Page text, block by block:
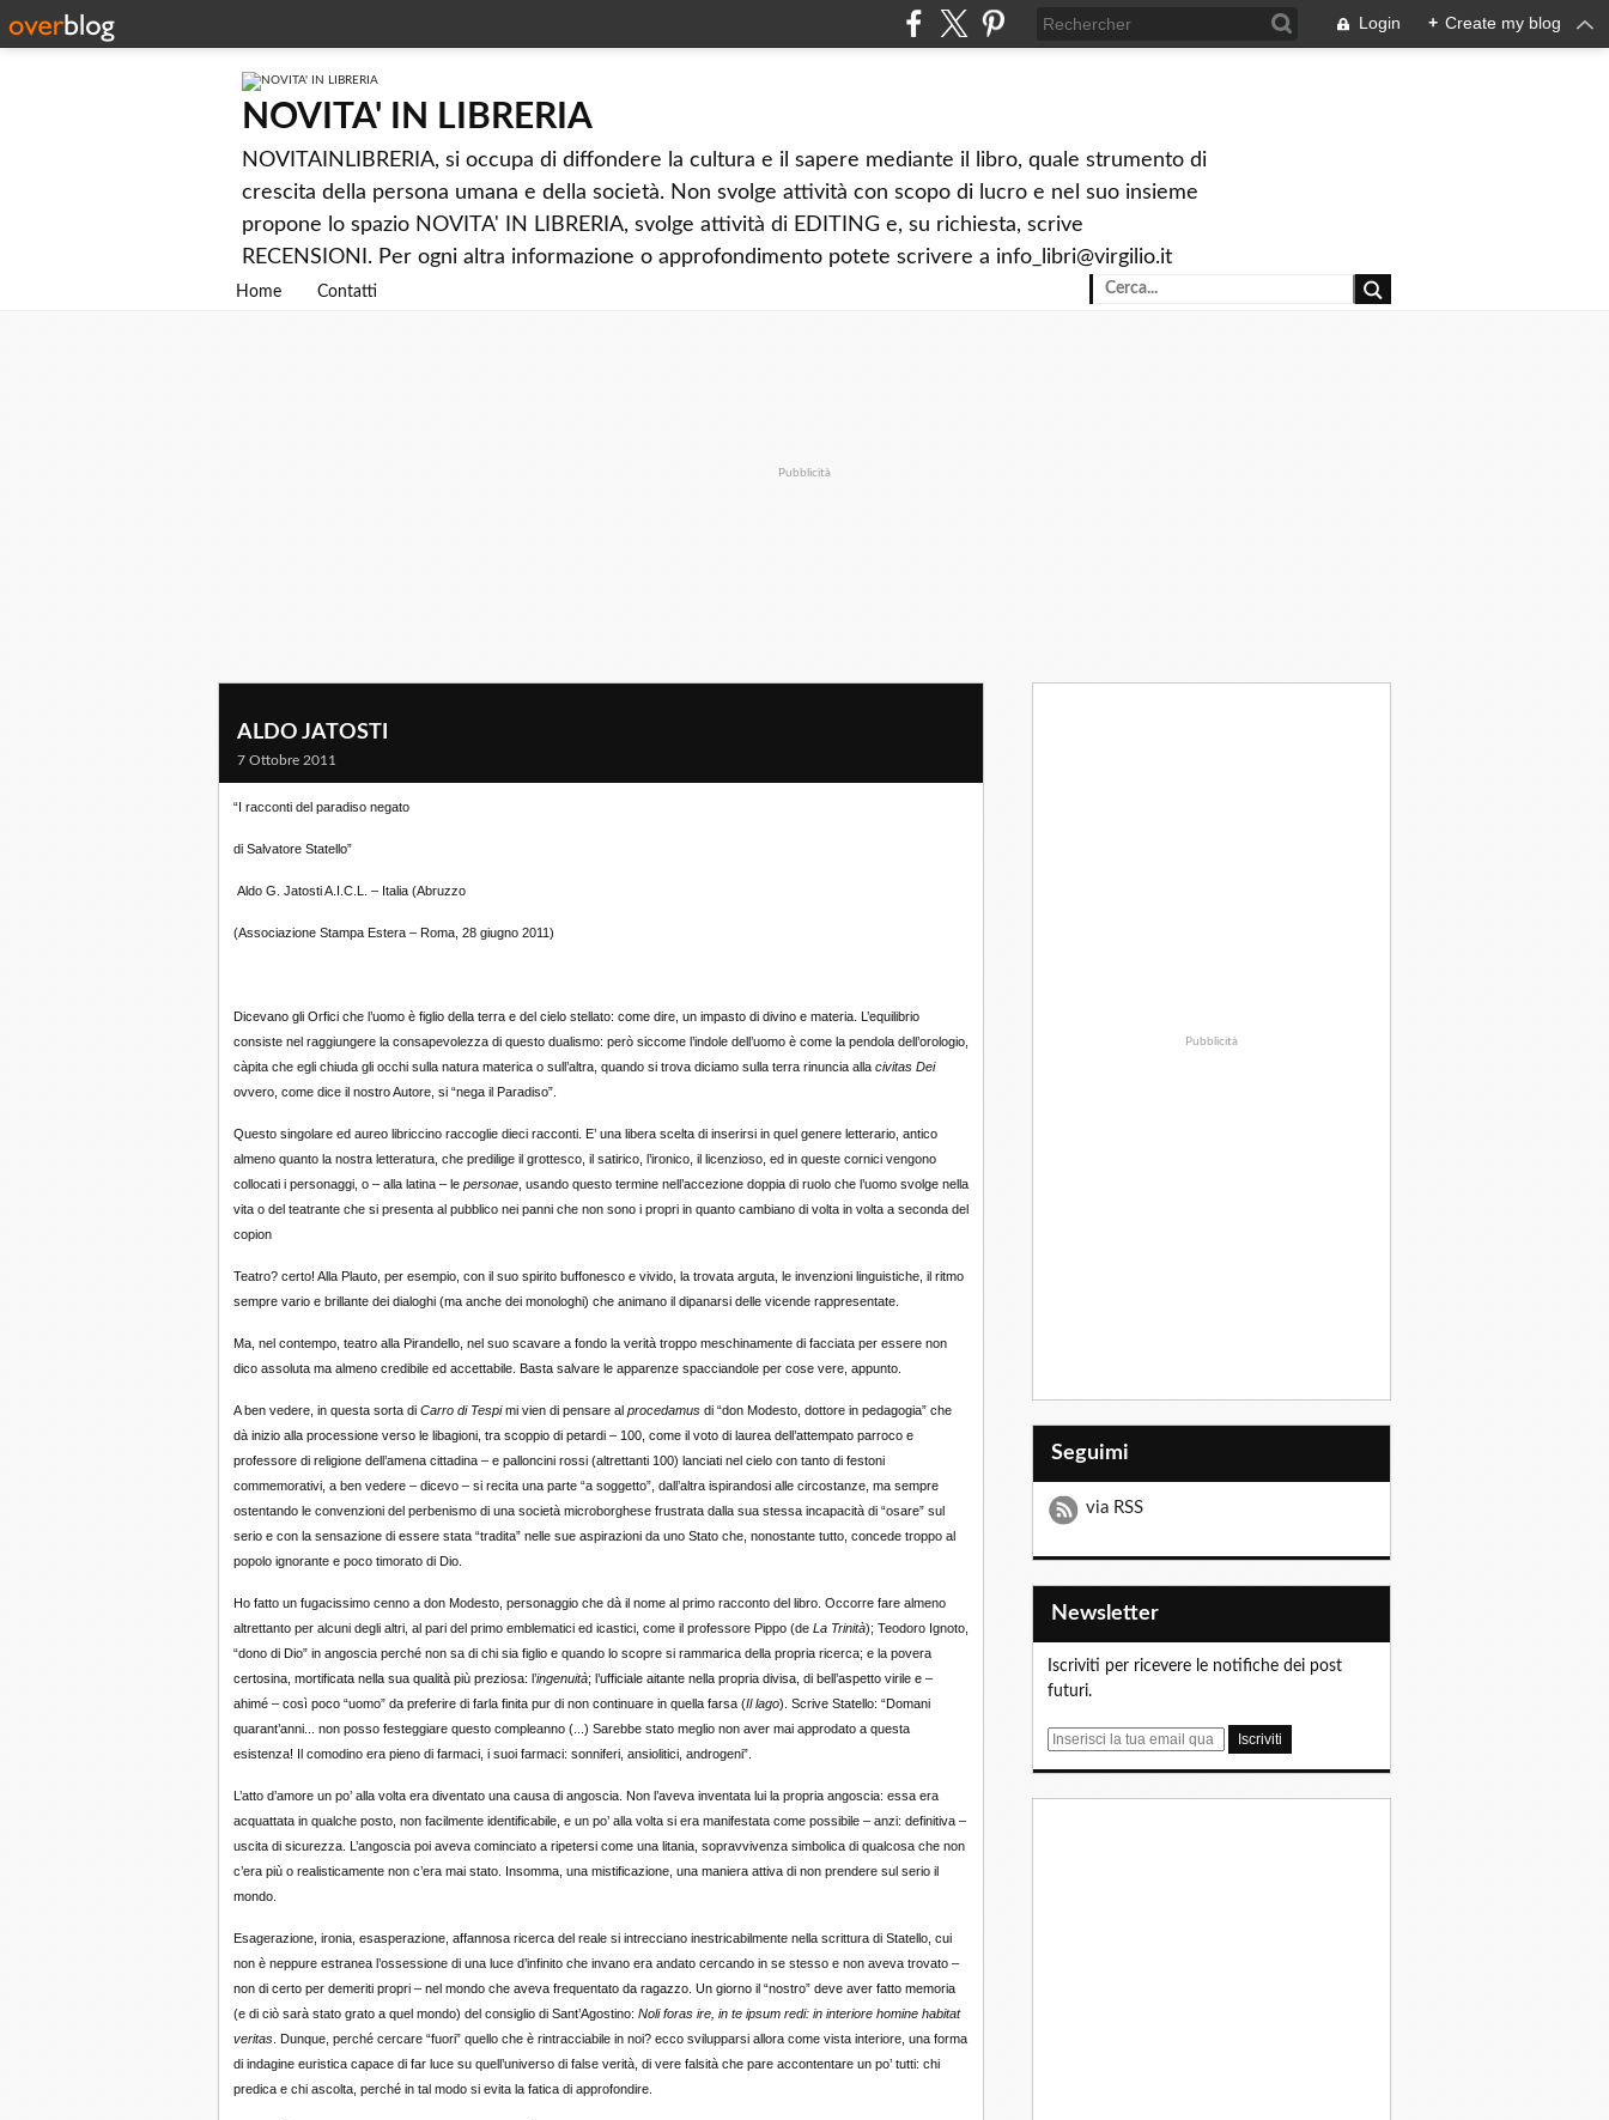
Login + Create my blog
NOVITA' IN LIBRERIA
NOVITAINLIBRERIA, si occupa di diffondere la cultura e il sapere mediante il libro, quale strumento di
crescita della persona umana e della società. Non svolge attività con scopo di lucro e nel suo insieme
propone lo spazio NOVITA' IN LIBRERIA, svolge attività di EDITING e, su richiesta, scrive
RECENSIONI. Per ogni altra informazione o approfondimento potete scrivere a info_libri@virgilio.it
Home Contatti
Pubblicità
ALDO JATOSTI
7 Ottobre 2011
“I racconti del paradiso negato
di Salvatore Statello”
Aldo G. Jatosti A.I.C.L. – Italia (Abruzzo
(Associazione Stampa Estera – Roma, 28 giugno 2011)
Dicevano gli Orfici che l’uomo è figlio della terra e del cielo stellato: come dire, un impasto di divino e materia. L’equilibrio
consiste nel raggiungere la consapevolezza di questo dualismo: però siccome l’indole dell’uomo è come la pendola dell’orologio,
càpita che egli chiuda gli occhi sulla natura materica o sull’altra, quando si trova diciamo sulla terra rinuncia alla civitas Dei
ovvero, come dice il nostro Autore, si “nega il Paradiso”.
Questo singolare ed aureo libriccino raccoglie dieci racconti. E’ una libera scelta di inserirsi in quel genere letterario, antico
almeno quanto la nostra letteratura, che predilige il grottesco, il satirico, l’ironico, il licenzioso, ed in queste cornici vengono
collocati i personaggi, o – alla latina – le personae , usando questo termine nell’accezione doppia di ruolo che l’uomo svolge nella
vita o del teatrante che si presenta al pubblico nei panni che non sono i propri in quanto cambiano di volta in volta a seconda del
copion
Teatro? certo! Alla Plauto, per esempio, con il suo spirito buffonesco e vivido, la trovata arguta, le invenzioni linguistiche, il ritmo
sempre vario e brillante dei dialoghi (ma anche dei monologhi) che animano il dipanarsi delle vicende rappresentate.
Ma, nel contempo, teatro alla Pirandello, nel suo scavare a fondo la verità troppo meschinamente di facciata per essere non
dico assoluta ma almeno credibile ed accettabile. Basta salvare le apparenze spacciandole per cose vere, appunto.
A ben vedere, in questa sorta di Carro di Tespimi vien di pensare al procedamus di “don Modesto, dottore in pedagogia” che
dà inizio alla processione verso le libagioni, tra scoppio di petardi – 100, come il voto di laurea dell’attempato parroco e
professore di religione dell’amena cittadina – e palloncini rossi (altrettanti 100) lanciati nel cielo con tanto di festoni
commemorativi, a ben vedere – dicevo – si recita una parte “a soggetto”, dall’altra ispirandosi alle circostanze, ma sempre
ostentando le convenzioni del perbenismo di una società microborghese frustrata dalla sua stessa incapacità di “osare” sul
serio e con la sensazione di essere stata “tradita” nelle sue aspirazioni da uno Stato che, nonostante tutto, concede troppo al
popolo ignorante e poco timorato di Dio.
Ho fatto un fugacissimo cenno a don Modesto, personaggio che dà il nome al primo racconto del libro. Occorre fare almeno
altrettanto per alcuni degli altri, al pari del primo emblematici ed icastici, come il professore Pippo (de La Trinità); Teodoro Ignoto,
“dono di Dio” in angoscia perché non sa di chi sia figlio e quando lo scopre si rammarica della propria ricerca; e la povera
certosina, mortificata nella sua qualità più preziosa: l’ingenuità; l’ufficiale aitante nella propria divisa, di bell’aspetto virile e –
ahimé – così poco “uomo” da preferire di farla finita pur di non continuare in quella farsa (Il lago). Scrive Statello: “Domani
quarant’anni... non posso festeggiare questo compleanno (...) Sarebbe stato meglio non aver mai approdato a questa
esistenza! Il comodino era pieno di farmaci, i suoi farmaci: sonniferi, ansiolitici, androgeni”.
L’atto d’amore un po’ alla volta era diventato una causa di angoscia. Non l’aveva inventata lui la propria angoscia: essa era
acquattata in qualche posto, non facilmente identificabile, e un po’ alla volta si era manifestata come possibile – anzi: definitiva –
uscita di sicurezza. L’angoscia poi aveva cominciato a ripetersi come una litania, sopravvivenza simbolica di qualcosa che non
c’era più o realisticamente non c’era mai stato. Insomma, una mistificazione, una maniera attiva di non prendere sul serio il
mondo.
Esagerazione, ironia, esasperazione, affannosa ricerca del reale si intrecciano inestricabilmente nella scrittura di Statello, cui
non è neppure estranea l’ossessione di una luce d’infinito che invano era andato cercando in se stesso e non aveva trovato –
non di certo per demeriti propri – nel mondo che aveva frequentato da ragazzo. Un giorno il “nostro” deve aver fatto memoria
(e di ciò sarà stato grato a quel mondo) del consiglio di Sant’Agostino: Noli foras ire, in te ipsum redi: in interiore homine habitat
veritas . Dunque, perché cercare “fuori” quello che è rintracciabile in noi? ecco svilupparsi allora come vista interiore, una forma
di indagine euristica capace di far luce su quell’universo di false verità, di vere falsità che pare accontentare un po’ tutti: chi
predica e chi ascolta, perché in tal modo si evita la fatica di approfondire.
Pubblicità
Seguimi
via RSS
Newsletter
Iscriviti per ricevere le notifiche dei post
futuri.
E